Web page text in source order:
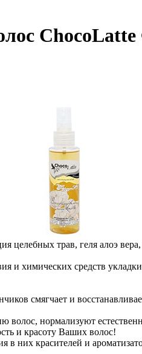
целебных трав, геля алоэ
и химических средств
смягчает и
нормализуют
и красоту Ваших волос!
в них красителей и